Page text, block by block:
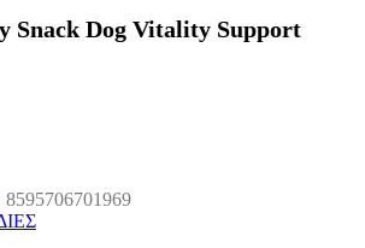
Snack Dog Vitality Support
8595706701969